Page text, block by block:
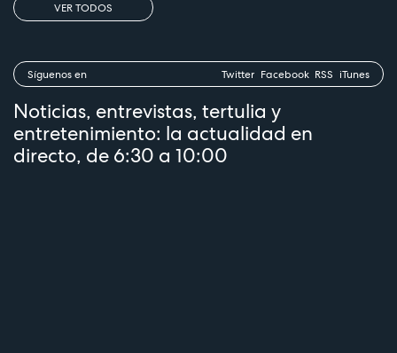
VER TODOS
Síguenos en Twitter Facebook RSS iTunes
Noticias, entrevistas, tertulia y
entretenimiento: la actualidad en
directo, de 6:30 a 10:00